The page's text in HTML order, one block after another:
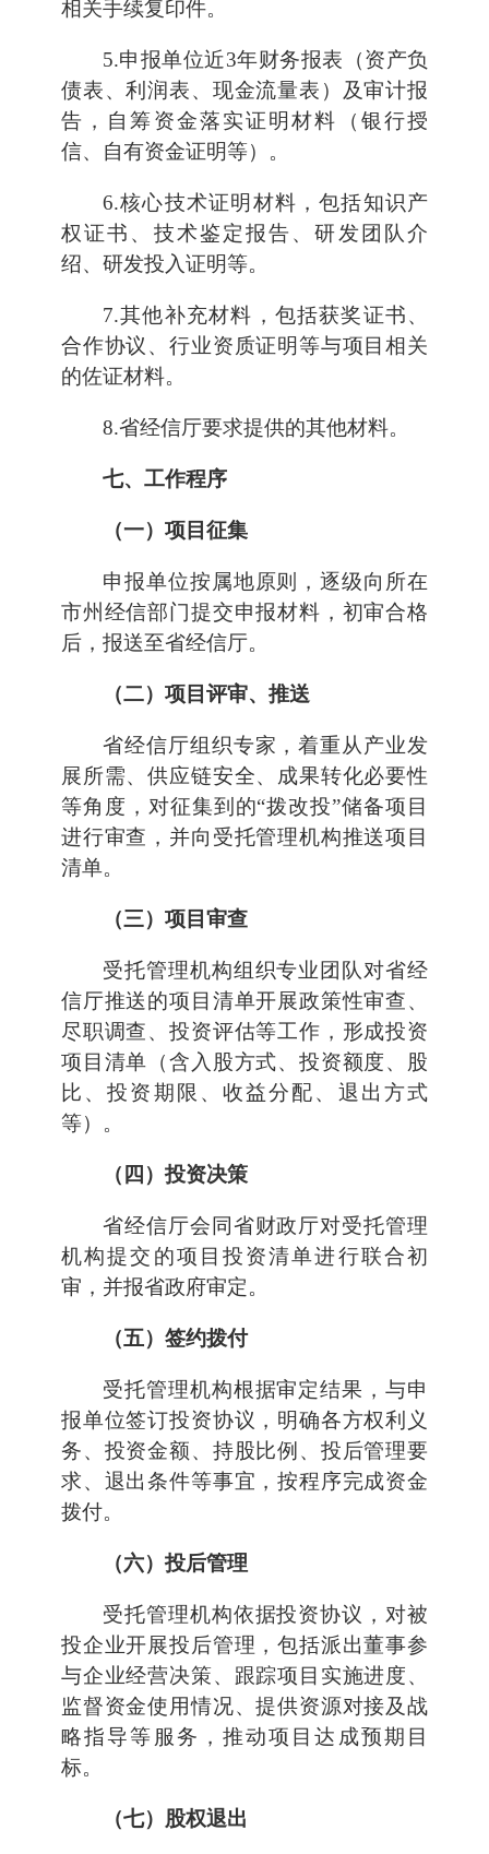
相关手续复印件。
5.申报单位近3年财务报表（资产负
债表、利润表、现金流量表）及审计报
告，自筹资金落实证明材料（银行授
信、自有资金证明等）。
6.核心技术证明材料，包括知识产
权证书、技术鉴定报告、研发团队介
绍、研发投入证明等。
7.其他补充材料，包括获奖证书、
合作协议、行业资质证明等与项目相关
的佐证材料。
8.省经信厅要求提供的其他材料。
七、工作程序
（一）项目征集
申报单位按属地原则，逐级向所在
市州经信部门提交申报材料，初审合格
后，报送至省经信厅。
（二）项目评审、推送
省经信厅组织专家，着重从产业发
展所需、供应链安全、成果转化必要性
等角度，对征集到的“拨改投”储备项目
进行审查，并向受托管理机构推送项目
清单。
（三）项目审查
受托管理机构组织专业团队对省经
信厅推送的项目清单开展政策性审查、
尽职调查、投资评估等工作，形成投资
项目清单（含入股方式、投资额度、股
比、投资期限、收益分配、退出方式
等）。
（四）投资决策
省经信厅会同省财政厅对受托管理
机构提交的项目投资清单进行联合初
审，并报省政府审定。
（五）签约拨付
受托管理机构根据审定结果，与申
报单位签订投资协议，明确各方权利义
务、投资金额、持股比例、投后管理要
求、退出条件等事宜，按程序完成资金
拨付。
（六）投后管理
受托管理机构依据投资协议，对被
投企业开展投后管理，包括派出董事参
与企业经营决策、跟踪项目实施进度、
监督资金使用情况、提供资源对接及战
略指导等服务，推动项目达成预期目
标。
（七）股权退出